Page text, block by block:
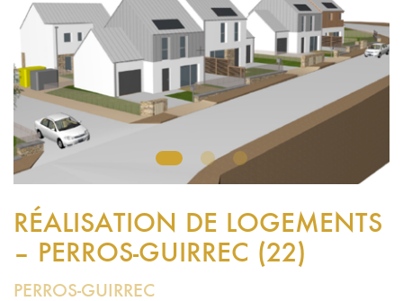
RÉALISATION DE LOGEMENTS
– PERROS-GUIRREC (22)
PERROS-GUIRREC
2 3